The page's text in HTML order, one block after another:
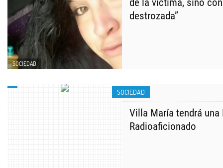
SOCIEDAD
de la víctima, sino
destrozada”
SOCIEDAD
Villa María tendrá
Radioaficionado